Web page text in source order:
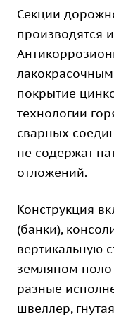
Секции
производятся
покрытие
технологии
сварных
не содержат
отложений.
Конструкция
(банки),
вертикальную
земляном
разные
швеллер,